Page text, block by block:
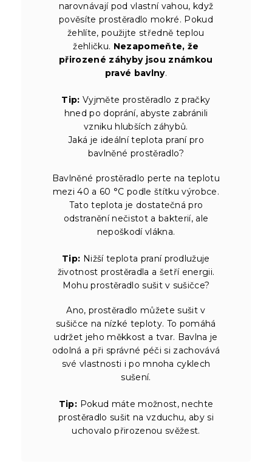
narovnávají pod vlastní vahou, když
pověsíte prostěradlo mokré. Pokud
žehlíte, použijte středně teplou
žehličku. Nezapomeňte, že
přirozené záhyby jsou známkou
pravé bavlny.
Tip: Vyjměte prostěradlo z pračky
hned po doprání, abyste zabránili
vzniku hlubších záhybů.
Jaká je ideální teplota praní pro
bavlněné prostěradlo?
Bavlněné prostěradlo perte na teplotu
mezi 40 a 60 °C podle štítku výrobce.
Tato teplota je dostatečná pro
odstranění nečistot a bakterií, ale
nepoškodí vlákna.
Tip: Nižší teplota praní prodlužuje
životnost prostěradla a šetří energii.
Mohu prostěradlo sušit v sušičce?
Ano, prostěradlo můžete sušit v
sušičce na nízké teploty. To pomáhá
udržet jeho měkkost a tvar. Bavlna je
odolná a při správné péči si zachovává
své vlastnosti i po mnoha cyklech
sušení.
Tip: Pokud máte možnost, nechte
prostěradlo sušit na vzduchu, aby si
uchovalo přirozenou svěžest.